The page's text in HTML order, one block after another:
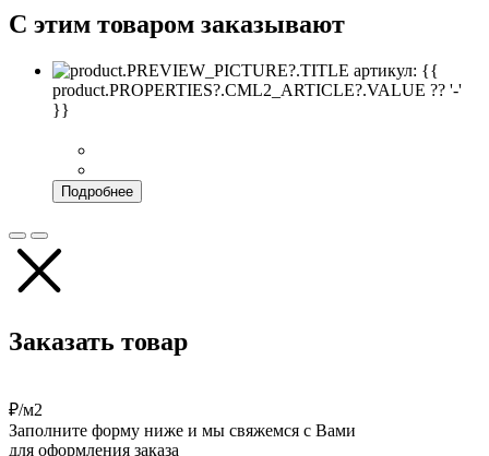
С этим товаром заказывают
артикул: {{
product.PROPERTIES?.CML2_ARTICLE?.VALUE ?? '-'
}}
Подробнее
Заказать товар
₽/м2
Заполните форму ниже и мы свяжемся с Вами
для оформления заказа